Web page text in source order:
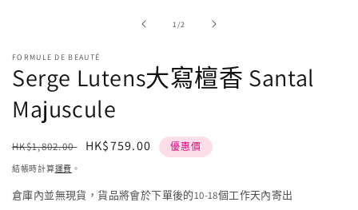
中
開
多
檔
案
1//2
FORMULE DE BEAUTÉ
Serge Lutens大寫檀香 Santal
Majuscule
定
價
HK$1,802.00
售
HK$759.00 優惠價
結帳時計算運費 。
倉庫內並無現貨，貨品將會於下單後的10-18個工作天內寄出